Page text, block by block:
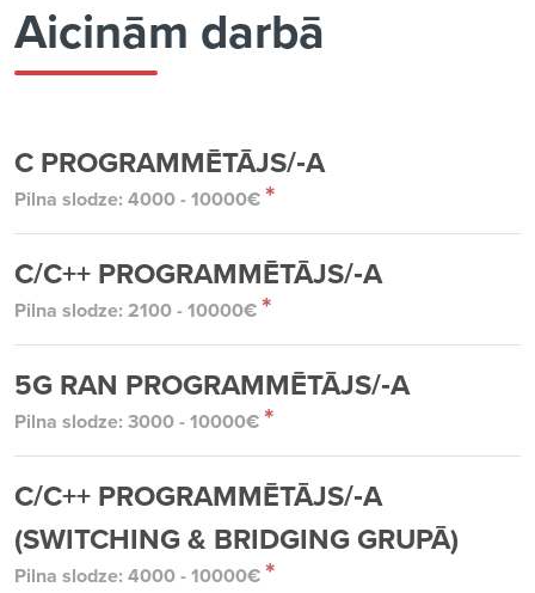
Aicinām darbā
C PROGRAMMĒTĀJS/‑A
Pilna slodze: 4000 - 10000€ *
C/C++ PROGRAMMĒTĀJS/‑A
Pilna slodze: 2100 - 10000€ *
5G RAN PROGRAMMĒTĀJS/‑A
Pilna slodze: 3000 - 10000€ *
C/C++ PROGRAMMĒTĀJS/‑A
(SWITCHING & BRIDGING GRUPĀ)
Pilna slodze: 4000 - 10000€ *